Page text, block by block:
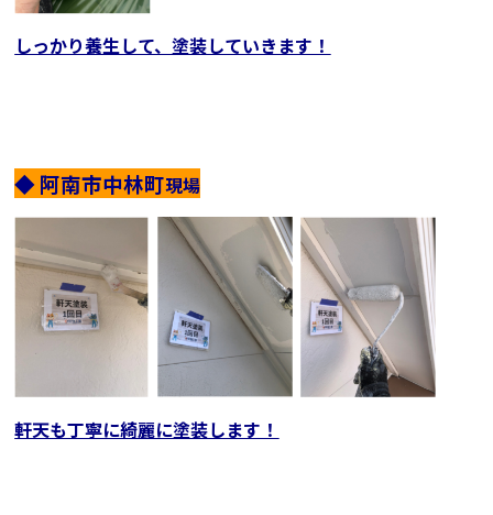
しっかり養生して、塗装していきます！
◆ 阿南市中林町現場
軒天も丁寧に綺麗に塗装します！